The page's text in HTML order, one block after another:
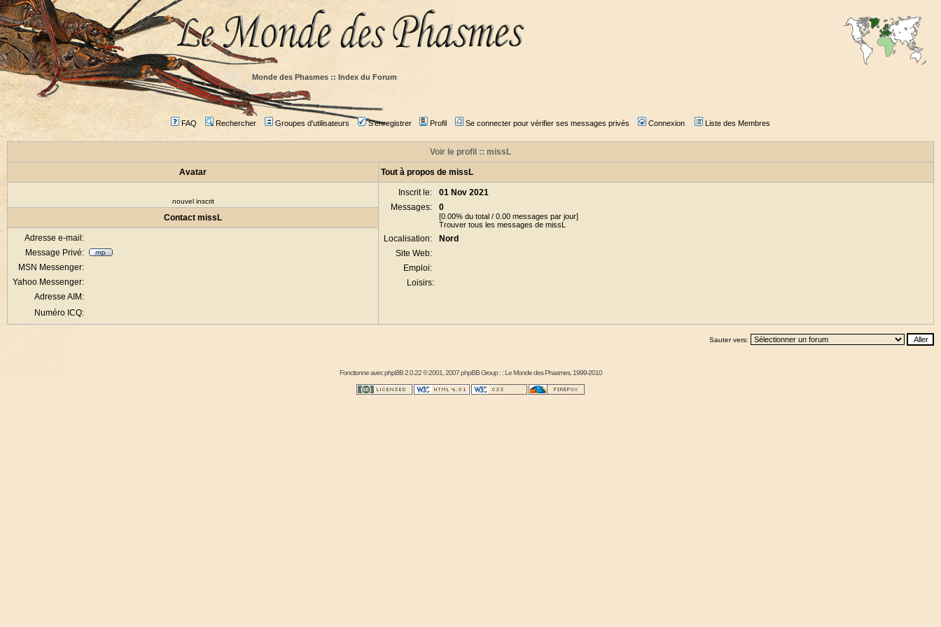
Monde des Phasmes :: Index du Forum
FAQ Rechercher Groupes d'utilisateurs S'enregistrer Profil Se connecter pour vérifier ses messages privés Connexion Liste des Membres
Voir le profil :: missL
Avatar Tout à propos de missL
nouvel inscrit
Inscrit le:
01 Nov 2021
Messages:
0
[0.00% du total / 0.00 messages par jour]
Trouver tous les messages de missL
Localisation:
Nord
Site Web:
Emploi:
Loisirs:
Contact missL
Adresse e-mail:
Message Privé:
MSN Messenger:
Yahoo Messenger:
Adresse AIM:
Numéro ICQ:
Sauter vers:
Fonctionne avecphpBB2.0.22 © 2001, 2007 phpBB Group : :Le Monde des Phasmes, 1999-2010